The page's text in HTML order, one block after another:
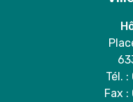
Tél.
Fax :